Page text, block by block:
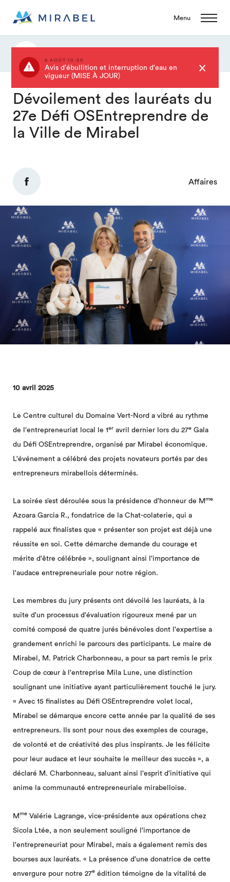
Menu
6 AOÛT 10:20
Avis d'ébullition et interruption d'eau en
vigueur (MISE À JOUR)
Dévoilement des lauréats du
27e Défi OSEntreprendre de
la Ville de Mirabel
Affaires
10 avril 2025
Le Centre culturel du Domaine Vert-Nord a vibré au rythme
de l'entrepreneuriat local le 1er avril dernier lors du 27e Gala
du Défi OSEntreprendre, organisé par Mirabel économique.
L'événement a célébré des projets novateurs portés par des
entrepreneurs mirabellois déterminés.
La soirée s’est déroulée sous la présidence d'honneur de Mme
Azoara Garcia R., fondatrice de la Chat-colaterie, qui a
rappelé aux finalistes que « présenter son projet est déjà une
réussite en soi. Cette démarche demande du courage et
mérite d'être célébrée », soulignant ainsi l'importance de
l'audace entrepreneuriale pour notre région.
Les membres du jury présents ont dévoilé les lauréats, à la
suite d'un processus d'évaluation rigoureux mené par un
comité composé de quatre jurés bénévoles dont l'expertise a
grandement enrichi le parcours des participants. Le maire de
Mirabel, M. Patrick Charbonneau, a pour sa part remis le prix
Coup de cœur à l'entreprise Mila Lune, une distinction
soulignant une initiative ayant particulièrement touché le jury.
« Avec 15 finalistes au Défi OSEntreprendre volet local,
Mirabel se démarque encore cette année par la qualité de ses
entrepreneurs. Ils sont pour nous des exemples de courage,
de volonté et de créativité des plus inspirants. Je les félicite
pour leur audace et leur souhaite le meilleur des succès », a
déclaré M. Charbonneau, saluant ainsi l'esprit d'initiative qui
anime la communauté entrepreneuriale mirabelloise.
Mme Valérie Lagrange, vice-présidente aux opérations chez
Sicola Ltée, a non seulement souligné l'importance de
l'entrepreneuriat pour Mirabel, mais a également remis des
bourses aux lauréats. « La présence d'une donatrice de cette
envergure pour notre 27e édition témoigne de la vitalité de